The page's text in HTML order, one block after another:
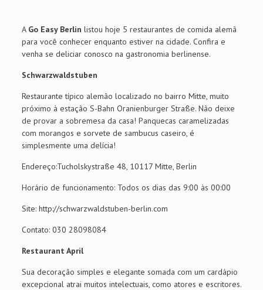
A Go Easy Berlin listou hoje 5 restaurantes de comida alemã
para você conhecer enquanto estiver na cidade. Confira e
venha se deliciar conosco na gastronomia berlinense.
Schwarzwaldstuben
Restaurante típico alemão localizado no bairro Mitte, muito
próximo à estação S-Bahn Oranienburger Straße. Não deixe
de provar a sobremesa da casa! Panquecas caramelizadas
com morangos e sorvete de sambucus caseiro, é
simplesmente uma delícia!
Endereço:Tucholskystraße 48, 10117 Mitte, Berlin
Horário de funcionamento: Todos os dias das 9:00 às 00:00
Site: http://schwarzwaldstuben-berlin.com
Contato: 030 28098084
Restaurant April
Sua decoração simples e elegante somada com um cardápio
excepcional atrai muitos intelectuais, como atores e escritores.